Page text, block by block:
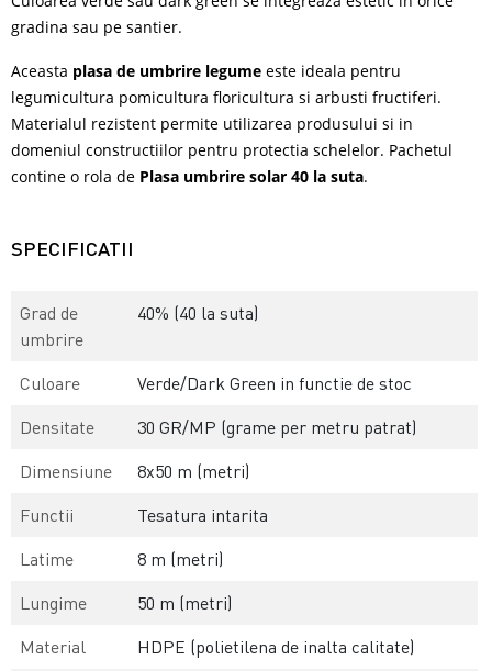
gradina sau pe santier.
Aceasta plasa de umbrire legume este ideala pentru
legumicultura pomicultura floricultura si arbusti fructiferi.
Materialul rezistent permite utilizarea produsului si in
domeniul constructiilor pentru protectia schelelor. Pachetul
contine o rola de Plasa umbrire solar 40 la suta.
SPECIFICATII
Grad de
umbrire
40% (40 la suta)
Culoare
Verde/Dark Green in functie de stoc
Densitate
30 GR/MP (grame per metru patrat)
Dimensiune
8x50 m (metri)
Functii
Tesatura intarita
Latime
8 m (metri)
Lungime
50 m (metri)
Material
HDPE (polietilena de inalta calitate)